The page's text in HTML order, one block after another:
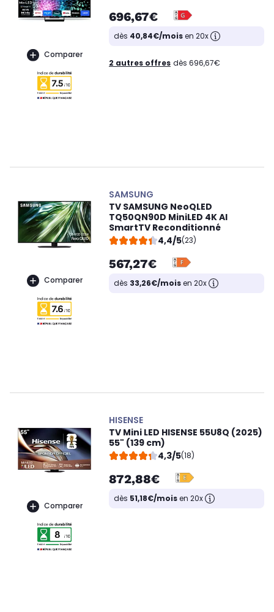
Comparer
696,67€
dès 40,84€/moisen 20x
2 autres offres dès 696,67€
Comparer
SAMSUNG
TV SAMSUNG NeoQLED
TQ50QN90D MiniLED 4K AI
SmartTV Reconditionné
4,4/5(23)
567,27€
dès 33,26€/moisen 20x
Comparer
HISENSE
TV Mini LED HISENSE 55U8Q (2025)
55" (139 cm)
4,3/5(18)
872,88€
dès 51,18€/moisen 20x